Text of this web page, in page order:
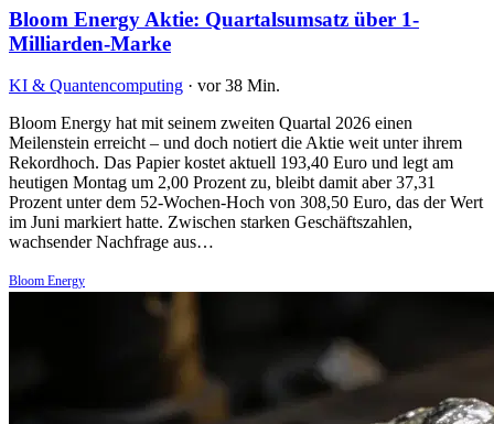
Bloom Energy Aktie: Quartalsumsatz über 1-
Milliarden-Marke
KI & Quantencomputing · vor 38 Min.
Bloom Energy hat mit seinem zweiten Quartal 2026 einen
Meilenstein erreicht – und doch notiert die Aktie weit unter ihrem
Rekordhoch. Das Papier kostet aktuell 193,40 Euro und legt am
heutigen Montag um 2,00 Prozent zu, bleibt damit aber 37,31
Prozent unter dem 52-Wochen-Hoch von 308,50 Euro, das der Wert
im Juni markiert hatte. Zwischen starken Geschäftszahlen,
wachsender Nachfrage aus…
Bloom Energy